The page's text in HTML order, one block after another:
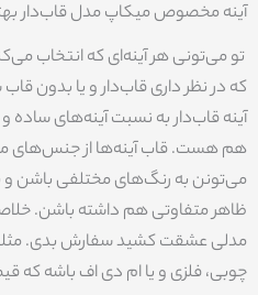
آینه مخصوص میکاپ مدل قاب‌دار
تو می‌تونی هر آینه‌ای که انتخاب
که در نظر داری قاب‌دار و یا بدون
آینه قاب‌دار به نسبت آینه‌های ساده
هم هست. قاب آینه‌ها از
می‌تونن به رنگ‌های مختلفی باشن
ظاهر متفاوتی هم داشته باشن.
چوبی، فلزی و یا ام دی اف باشه که